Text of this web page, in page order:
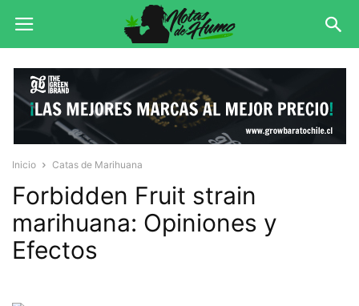
Inicio Catas de Marihuana
Forbidden Fruit strain
marihuana: Opiniones y
Efectos